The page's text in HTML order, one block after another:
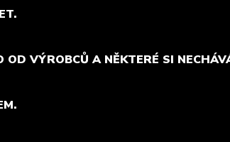
OD VÝROBCŮ A NĚKTERÉ SI